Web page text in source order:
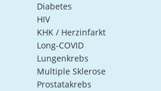
Diabetes
HIV
KHK / Herzinfarkt
Long-COVID
Lungenkrebs
Multiple Sklerose
Prostatakrebs